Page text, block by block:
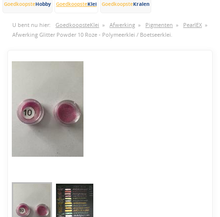
GoedkoopsteHobby GoedkoopsteKlei GoedkoopsteKralen
U bent nu hier: GoedkoopsteKlei » Afwerking » Pigmenten » PearlEX »
Afwerking Glitter Powder 10 Roze - Polymeerklei / Boetseerklei.